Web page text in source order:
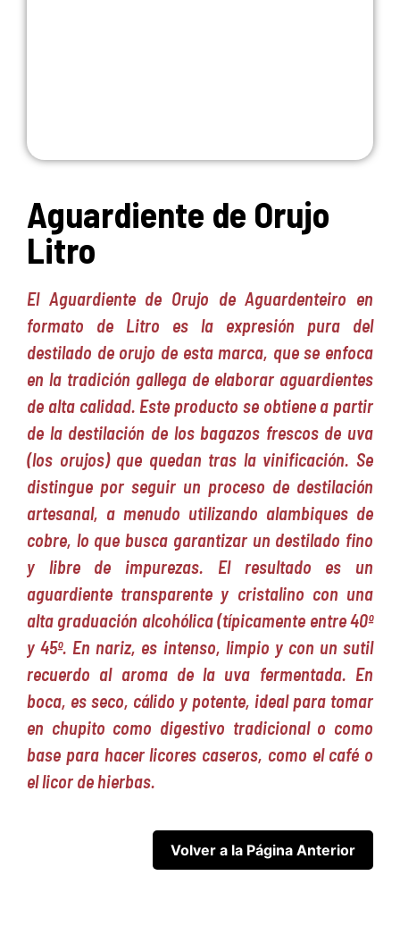
Aguardiente de Orujo
Litro
El Aguardiente de Orujo de Aguardenteiro en
formato de Litro es la expresión pura del
destilado de orujo de esta marca, que se enfoca
en la tradición gallega de elaborar aguardientes
de alta calidad. Este producto se obtiene a partir
de la destilación de los bagazos frescos de uva
(los orujos) que quedan tras la vinificación. Se
distingue por seguir un proceso de destilación
artesanal, a menudo utilizando alambiques de
cobre, lo que busca garantizar un destilado fino
y libre de impurezas. El resultado es un
aguardiente transparente y cristalino con una
alta graduación alcohólica (típicamente entre 40º
y 45º. En nariz, es intenso, limpio y con un sutil
recuerdo al aroma de la uva fermentada. En
boca, es seco, cálido y potente, ideal para tomar
en chupito como digestivo tradicional o como
base para hacer licores caseros, como el café o
el licor de hierbas.